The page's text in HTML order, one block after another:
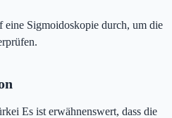
Sigmoidoskopie durch, um die
Es ist erwähnenswert, dass die